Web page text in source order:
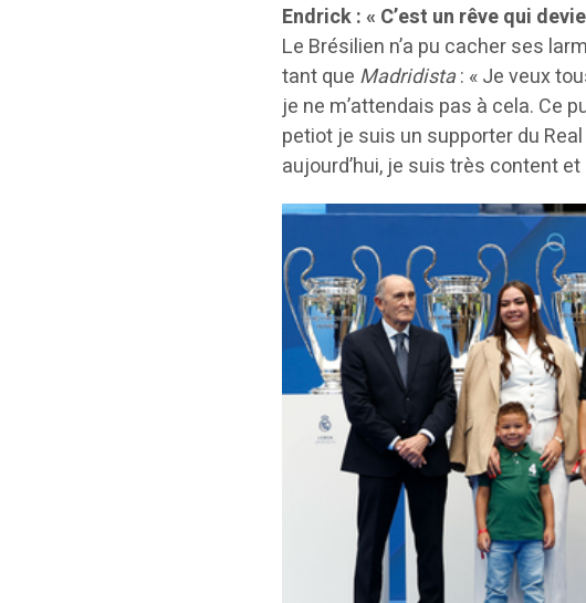
Endrick : « C’est un rêve qui
Le Brésilien n’a pu cacher ses
tant que Madridista: « Je veux
je ne m’attendais pas à cela. Ce
petiot je suis un supporter du
aujourd’hui, je suis très content